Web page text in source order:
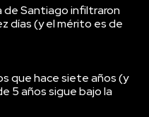
de Santiago infiltraron
días (y el mérito es de
que hace siete años (y
5 años sigue bajo la